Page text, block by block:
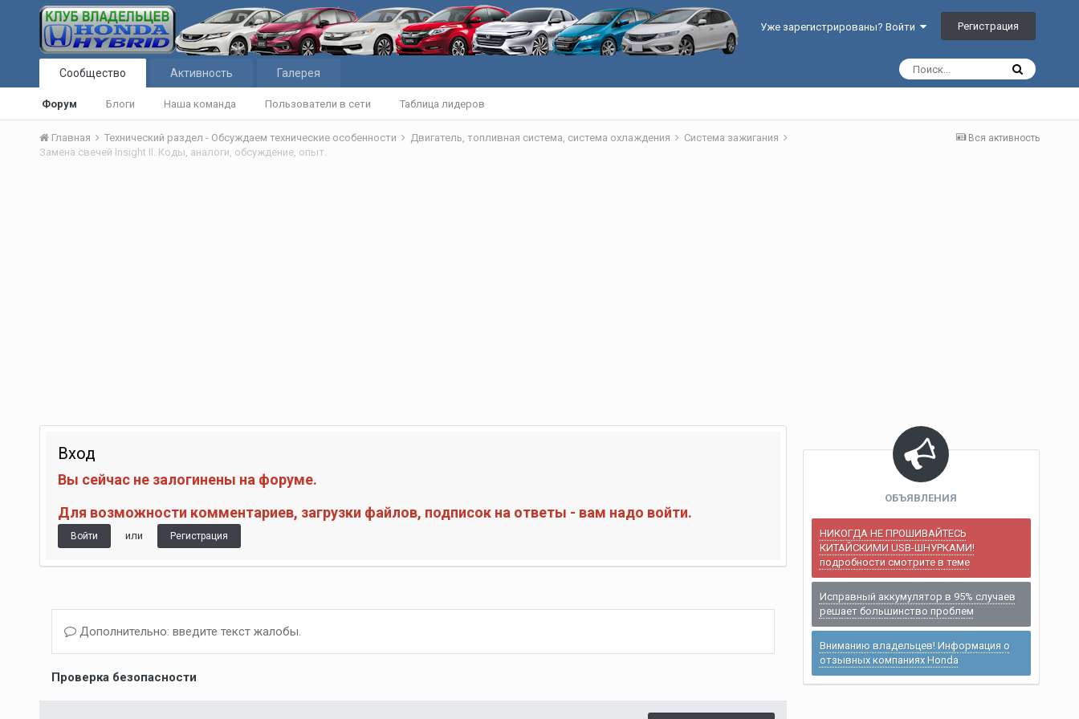
Уже зарегистрированы? Войти Регистрация
Сообщество
Форум Блоги Наша команда Пользователи в сети Таблица лидеров
Активность Галерея
Вся активность
Главная Технический раздел - Обсуждаем технические особенности Двигатель, топливная система, система охлаждения
Система зажигания
Замена свечей Insight II. Коды, аналоги, обсуждение, опыт.
Вход
Вы сейчас не залогинены на форуме.
Для возможности комментариев, загрузки файлов, подписок на ответы - вам надо войти.
Войти или Регистрация
Дополнительно: введите текст жалобы.
Проверка безопасности
ОБЪЯВЛЕНИЯ
НИКОГДА НЕ ПРОШИВАЙТЕСЬ
КИТАЙСКИМИ USB-ШНУРКАМИ!
подробности смотрите в теме
Исправный аккумулятор в 95% случаев
решает большинство проблем
Вниманию владельцев! Информация о
отзывных компаниях Honda